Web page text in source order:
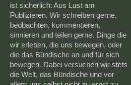
ist sicherlich: Aus Lust am
Publizieren. Wir schreiben gerne,
beobachten, kommentieren,
sinnieren und teilen gerne. Dinge die
wir erleben, die uns bewegen, oder
die das Bündische an und für sich
bewegen. Dabei versuchen wir stets
die Welt, das Bündische und vor